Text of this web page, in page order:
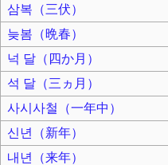
삼복（三伏）
늦봄（晩春）
넉 달（四か月）
석 달（三ヵ月）
사시사철（一年中）
신년（新年）
내년（来年）